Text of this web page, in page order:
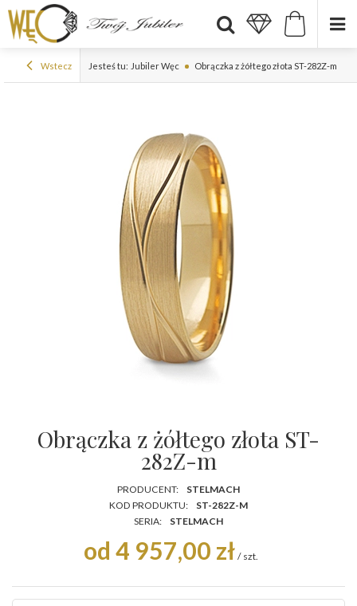
Wstecz Jesteś tu: Jubiler Węc Obrączka z żółtego złota ST-282Z-m
Obrączka z żółtego złota ST-
282Z-m
PRODUCENT:
STELMACH
KOD PRODUKTU:
ST-282Z-M
SERIA:
STELMACH
od 4 957,00 zł / szt.